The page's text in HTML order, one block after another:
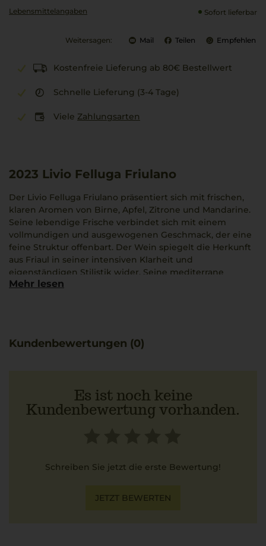
Lebensmittel­angaben Sofort lieferbar
Weitersagen: Mail Teilen Empfehlen
Kostenfreie Lieferung ab 80€ Bestellwert
Schnelle Lieferung (3-4 Tage)
Viele Zahlungsarten
2023 Livio Felluga Friulano
Der Livio Felluga Friulano präsentiert sich mit frischen,
klaren Aromen von Birne, Apfel, Zitrone und Mandarine.
Seine lebendige Frische verbindet sich mit einem
vollmundigen und ausgewogenen Geschmack, der eine
feine Struktur offenbart. Der Wein spiegelt die Herkunft
aus Friaul in seiner intensiven Klarheit und
eigenständigen Stilistik wider. Seine mediterrane
Leichtigkeit lädt dazu ein, den Augenblick bewusst
Risotto mit Pilzen, das die fruchtigen Noten optimal
Mehr lesen
Kundenbewertungen (0)
Es ist noch keine
Kundenbewertung vorhanden.
Schreiben Sie jetzt die erste Bewertung!
JETZT BEWERTEN